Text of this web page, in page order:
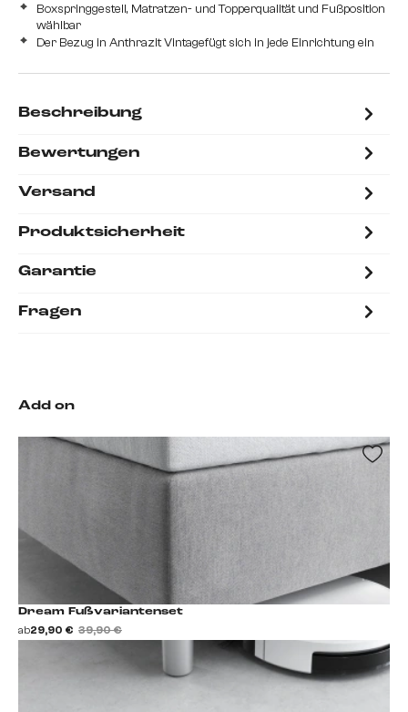
Boxspringgestell, Matratzen- und Topperqualität und Fußposition
wählbar
Der Bezug in Anthrazit Vintagefügt sich in jede Einrichtung ein
Beschreibung
Bewertungen
Versand
Produktsicherheit
Garantie
Fragen
Add on
Dream Fußvariantenset
ab29,90 € 39,90 €
Fußset hinzufügen